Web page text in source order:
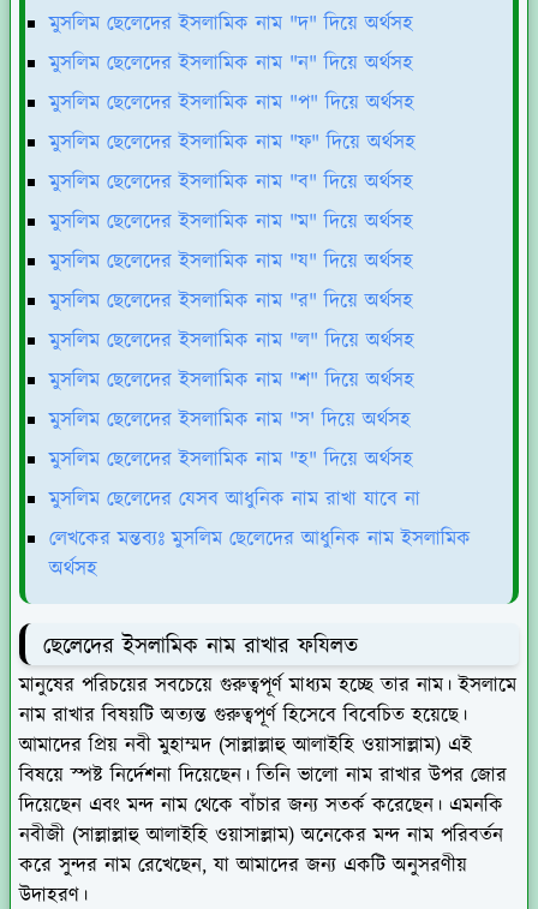
মুসলিম ছেলেদের ইসলামিক নাম "দ" দিয়ে অর্থসহ
মুসলিম ছেলেদের ইসলামিক নাম "ন" দিয়ে অর্থসহ
মুসলিম ছেলেদের ইসলামিক নাম "প" দিয়ে অর্থসহ
মুসলিম ছেলেদের ইসলামিক নাম "ফ" দিয়ে অর্থসহ
মুসলিম ছেলেদের ইসলামিক নাম "ব" দিয়ে অর্থসহ
মুসলিম ছেলেদের ইসলামিক নাম "ম" দিয়ে অর্থসহ
মুসলিম ছেলেদের ইসলামিক নাম "য" দিয়ে অর্থসহ
মুসলিম ছেলেদের ইসলামিক নাম "র" দিয়ে অর্থসহ
মুসলিম ছেলেদের ইসলামিক নাম "ল" দিয়ে অর্থসহ
মুসলিম ছেলেদের ইসলামিক নাম "শ" দিয়ে অর্থসহ
মুসলিম ছেলেদের ইসলামিক নাম "স' দিয়ে অর্থসহ
মুসলিম ছেলেদের ইসলামিক নাম "হ" দিয়ে অর্থসহ
মুসলিম ছেলেদের যেসব আধুনিক নাম রাখা যাবে না
লেখকের মন্তব্যঃ মুসলিম ছেলেদের আধুনিক নাম ইসলামিক
অর্থসহ
ছেলেদের ইসলামিক নাম রাখার ফযিলত
মানুষের পরিচয়ের সবচেয়ে গুরুত্বপূর্ণ মাধ্যম হচ্ছে তার নাম। ইসলামে
নাম রাখার বিষয়টি অত্যন্ত গুরুত্বপূর্ণ হিসেবে বিবেচিত হয়েছে।
আমাদের প্রিয় নবী মুহাম্মদ (সাল্লাল্লাহু আলাইহি ওয়াসাল্লাম) এই
বিষয়ে স্পষ্ট নির্দেশনা দিয়েছেন। তিনি ভালো নাম রাখার উপর জোর
দিয়েছেন এবং মন্দ নাম থেকে বাঁচার জন্য সতর্ক করেছেন। এমনকি
নবীজী (সাল্লাল্লাহু আলাইহি ওয়াসাল্লাম) অনেকের মন্দ নাম পরিবর্তন
করে সুন্দর নাম রেখেছেন, যা আমাদের জন্য একটি অনুসরণীয়
উদাহরণ।